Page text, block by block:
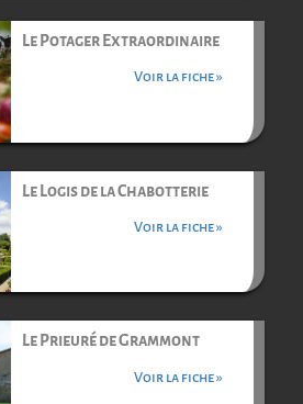
Le Potager Extraordinaire
Voir la fiche »
Le Logis de la Chabotterie
Voir la fiche »
Le Prieuré de Grammont
Voir la fiche »